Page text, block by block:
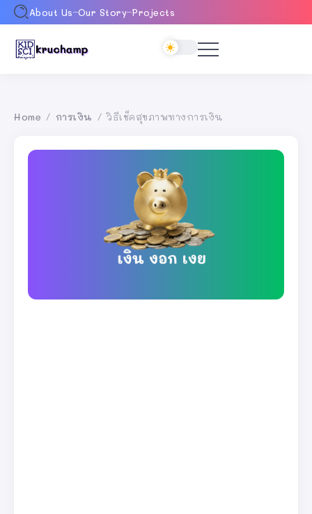
About Us Our Story Projects
Home / การเงิน / วิธีเช็คสุขภาพทางการเงิน